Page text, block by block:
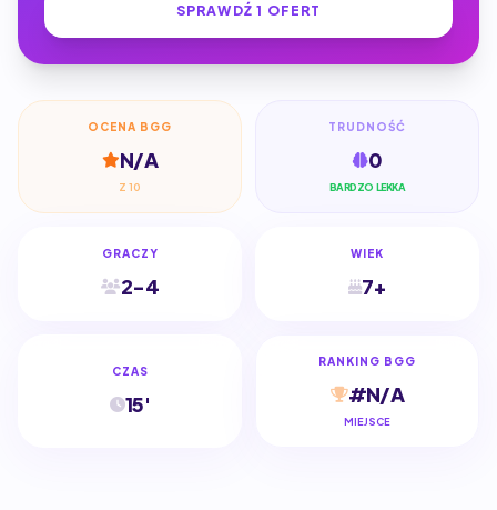
SPRAWDŹ 1 OFERT
OCENA BGG
N/A
Z 10
TRUDNOŚĆ
0
BARDZO LEKKA
GRACZY
2-4
WIEK
7+
CZAS
15'
RANKING BGG
#N/A
MIEJSCE